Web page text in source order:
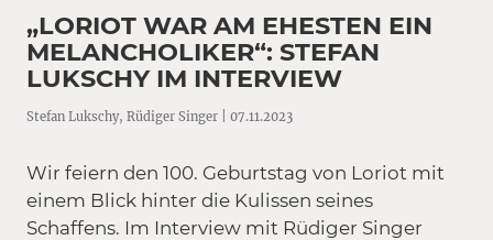
„LORIOT WAR AM EHESTEN EIN
MELANCHOLIKER“: STEFAN
LUKSCHY IM INTERVIEW
Stefan Lukschy, Rüdiger Singer | 07.11.2023
Wir feiern den 100. Geburtstag von Loriot mit
einem Blick hinter die Kulissen seines
Schaffens. Im Interview mit Rüdiger Singer